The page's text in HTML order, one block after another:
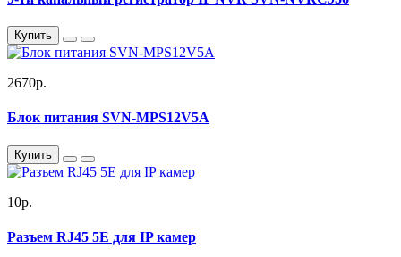
Купить
2670р.
Блок питания SVN-MPS12V5A
Купить
10р.
Разъем RJ45 5E для IP камер